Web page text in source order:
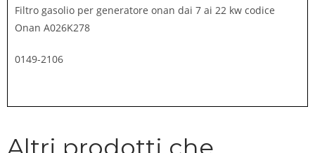
Filtro gasolio per generatore onan dai 7 ai 22 kw codice
Onan A026K278
0149-2106